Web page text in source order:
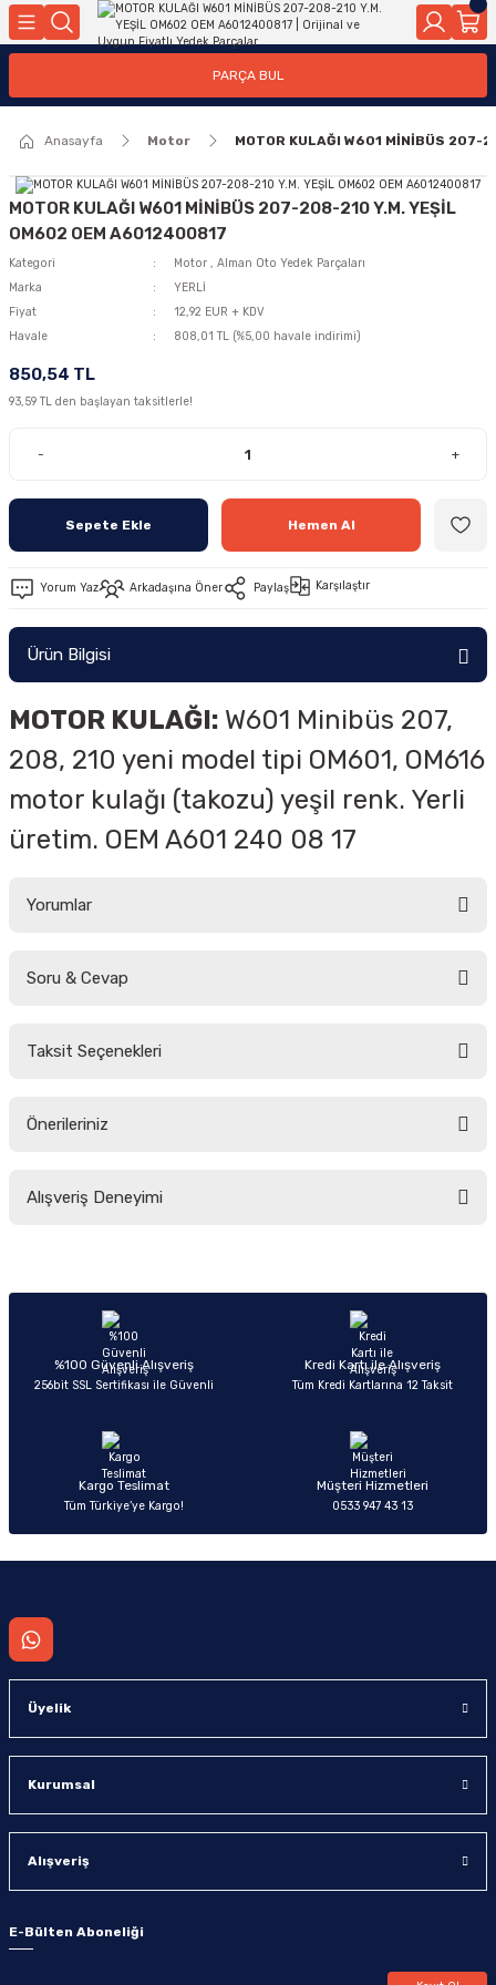
Geri Dön
Geri Dön
Geri Dön
Yakıt Pompası, Yakıt Hatları
Motor Elektrik
Ateşleme Buji Bobin Buji Kablosu
Alternatör Marş Motoru
Geri Dön
Geri Dön
Geri Dön
Kollar
Geri Dön
Geri Dön
Ön Arka
Geri Dön
PARÇA BUL
Anasayfa Motor MOTOR KULAĞI W601 MİNİBÜS
MOTOR KULAĞI W601 MİNİBÜS 207-208-210 Y.M. YEŞİL
OM602 OEM A6012400817
Kategori Motor , Alman Oto Yedek Parçaları
Marka
YERLİ
Fiyat
12,92 EUR + KDV
Havale
808,01 TL (%5,00 havale indirimi)
850,54 TL
93,59 TL den başlayan taksitlerle!
- +
Sepete Ekle Hemen Al
Yorum Yaz Arkadaşına Öner Paylaş Karşılaştır
Ürün Bilgisi
MOTOR KULAĞI: W601 Minibüs 207,
208, 210 yeni model tipi OM601, OM616
motor kulağı (takozu) yeşil renk. Yerli
üretim. OEM A601 240 08 17
Yorumlar
Soru & Cevap
Taksit Seçenekleri
Önerileriniz
yetersiz gördüğünüz noktaları öneri formunu kullanarak tarafımıza
Ürün açıklamasında eksik bilgiler bulunuyor.
Ürün bilgilerinde hatalar bulunuyor.
Ürün fiyatı diğer sitelerden daha pahalı.
Alışveriş Deneyimi
Sitemize ilk yorumu siz yapın!
%100 Güvenli Alışveriş
256bit SSL Sertifikası ile Güvenli
Kredi Kartı ile Alışveriş
Tüm Kredi Kartlarına 12 Taksit
Kargo Teslimat
Tüm Türkiye’ye Kargo!
Müşteri Hizmetleri
0533 947 43 13
Üyelik
Kurumsal
Alışveriş
E-Bülten Aboneliği